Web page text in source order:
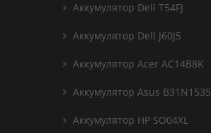
Аккумулятор Dell T54FJ
Аккумулятор Dell J60J5
Аккумулятор Acer AC14B8K
Аккумулятор Asus B31N1535
Аккумулятор HP SO04XL